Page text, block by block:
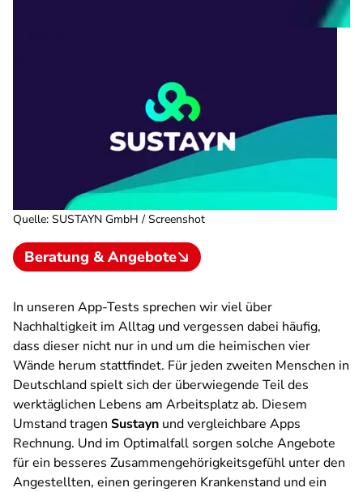
Quelle: SUSTAYN GmbH / Screenshot
Beratung & Angebote
In unseren App-Tests sprechen wir viel über
Nachhaltigkeit im Alltag und vergessen dabei häufig,
dass dieser nicht nur in und um die heimischen vier
Wände herum stattfindet. Für jeden zweiten Menschen in
Deutschland spielt sich der überwiegende Teil des
werktäglichen Lebens am Arbeitsplatz ab. Diesem
Umstand tragen Sustayn und vergleichbare Apps
Rechnung. Und im Optimalfall sorgen solche Angebote
für ein besseres Zusammengehörigkeitsgefühl unter den
Angestellten, einen geringeren Krankenstand und ein